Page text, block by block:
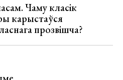
Чаму класік
карыстаўся
прозвішча?